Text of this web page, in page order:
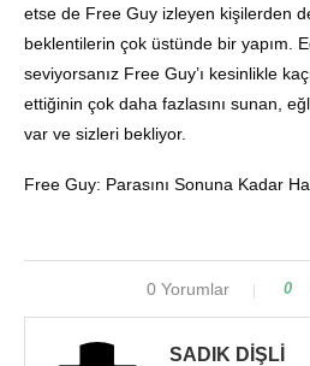
etse de Free Guy izleyen kişilerden
beklentilerin çok üstünde bir yapım.
seviyorsanız Free Guy’ı kesinlikle
ettiğinin çok daha fazlasını sunan,
var ve sizleri bekliyor.
Free Guy: Parasını Sonuna Kadar
0 Yorumlar 0
SADIK DIŞLI